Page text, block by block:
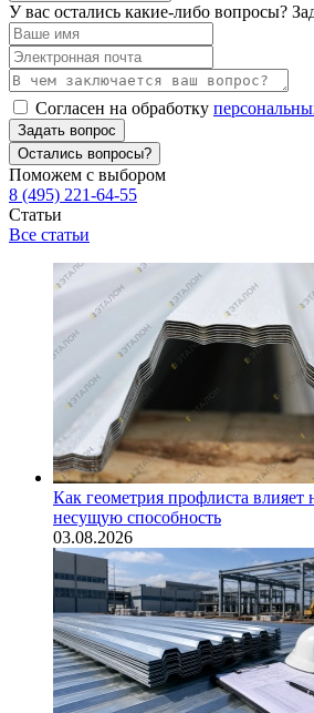
У вас остались какие-либо вопросы?
Согласен на обработку
Задать вопрос
Остались вопросы?
Поможем с выбором
8 (495) 221-64-55
Статьи
Все статьи
Как геометрия профлиста влияет
несущую способность
03.08.2026